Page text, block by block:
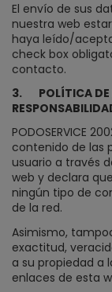
El envío de sus
nuestra web
haya leído/
check box
contacto.
3.
POLÍTICA DE
PODOSERVICE
contenido de las
usuario a través
web y declara
ningún tipo de
de la red.
Asimismo,
exactitud,
a su propiedad a
enlaces de esta